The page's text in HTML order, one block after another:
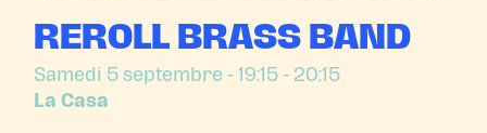
REROLL BRASS BAND
Samedi 5 septembre- 19:15 - 20:15
La Casa